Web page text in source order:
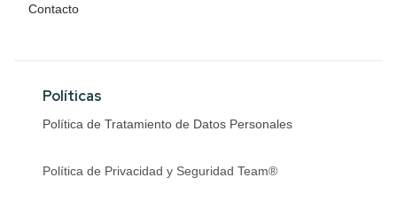
Contacto
Políticas
Política de Tratamiento de Datos Personales
Política de Privacidad y Seguridad Team®